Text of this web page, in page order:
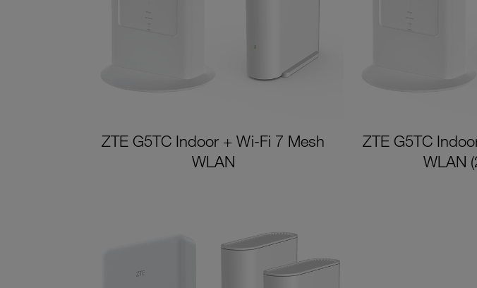
ZTE G5TC Indoor + Wi-Fi 7 Mesh
WLAN
ZTE G5TC
WLAN